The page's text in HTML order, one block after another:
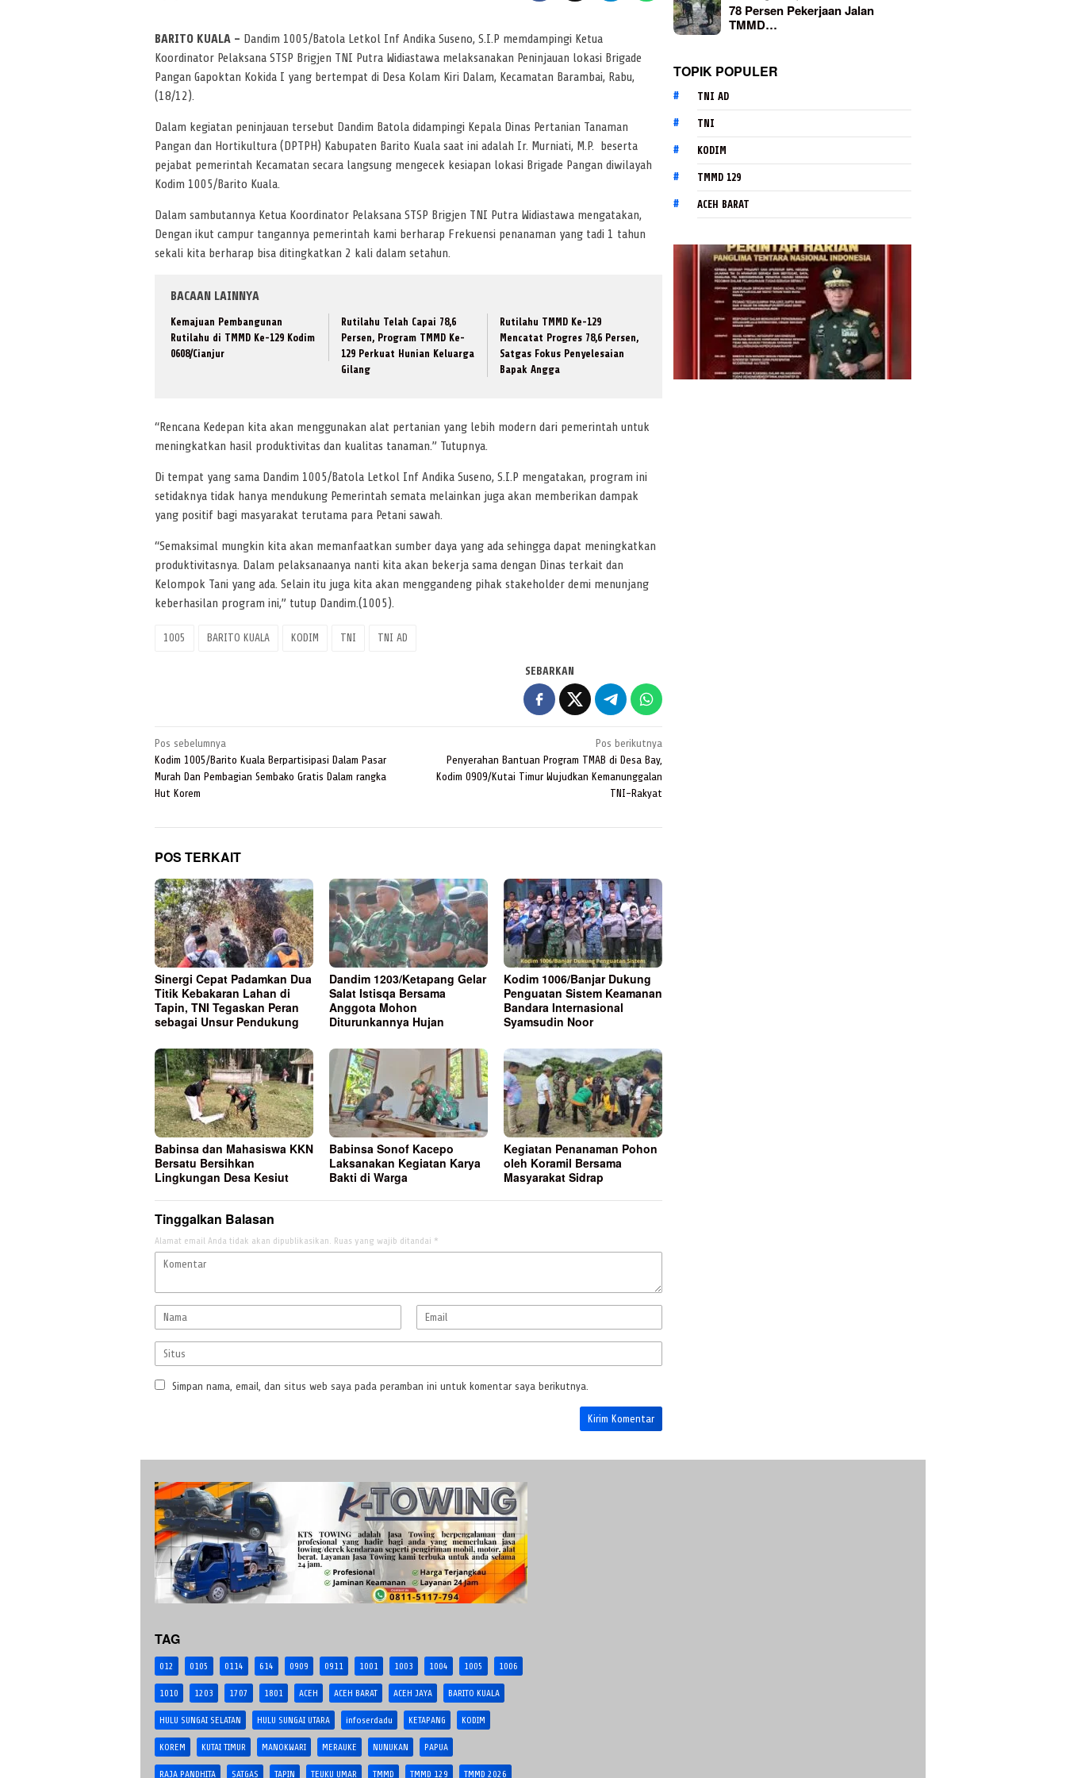
BARITO KUALA – Dandim 1005/Batola Letkol Inf Andika Suseno, S.I.P memdampingi Ketua
Koordinator Pelaksana STSP Brigjen TNI Putra Widiastawa melaksanakan Peninjauan lokasi Brigade
Pangan Gapoktan Kokida I yang bertempat di Desa Kolam Kiri Dalam, Kecamatan Barambai, Rabu,
(18/12).
Dalam kegiatan peninjauan tersebut Dandim Batola didampingi Kepala Dinas Pertanian Tanaman
Pangan dan Hortikultura (DPTPH) Kabupaten Barito Kuala saat ini adalah Ir. Murniati, M.P. beserta
pejabat pemerintah Kecamatan secara langsung mengecek kesiapan lokasi Brigade Pangan diwilayah
Kodim 1005/Barito Kuala.
Dalam sambutannya Ketua Koordinator Pelaksana STSP Brigjen TNI Putra Widiastawa mengatakan,
Dengan ikut campur tangannya pemerintah kami berharap Frekuensi penanaman yang tadi 1 tahun
sekali kita berharap bisa ditingkatkan 2 kali dalam setahun.
BACAAN LAINNYA
Kemajuan Pembangunan
Rutilahu di TMMD Ke-129 Kodim
0608/Cianjur
Rutilahu Telah Capai 78,6
Persen, Program TMMD Ke-
129 Perkuat Hunian Keluarga
Gilang
Rutilahu TMMD Ke-129
Mencatat Progres 78,6 Persen,
Satgas Fokus Penyelesaian
Bapak Angga
“Rencana Kedepan kita akan menggunakan alat pertanian yang lebih modern dari pemerintah untuk
meningkatkan hasil produktivitas dan kualitas tanaman.” Tutupnya.
Di tempat yang sama Dandim 1005/Batola Letkol Inf Andika Suseno, S.I.P mengatakan, program ini
setidaknya tidak hanya mendukung Pemerintah semata melainkan juga akan memberikan dampak
yang positif bagi masyarakat terutama para Petani sawah.
“Semaksimal mungkin kita akan memanfaatkan sumber daya yang ada sehingga dapat meningkatkan
produktivitasnya. Dalam pelaksanaanya nanti kita akan bekerja sama dengan Dinas terkait dan
Kelompok Tani yang ada. Selain itu juga kita akan menggandeng pihak stakeholder demi menunjang
keberhasilan program ini,” tutup Dandim.(1005).
1005 BARITO KUALA KODIM TNI TNI AD
SEBARKAN
Navigasi
pos
Pos sebelumnya
Kodim 1005/Barito Kuala Berpartisipasi Dalam Pasar
Murah Dan Pembagian Sembako Gratis Dalam rangka
Hut Korem
Pos berikutnya
Penyerahan Bantuan Program TMAB di Desa Bay,
Kodim 0909/Kutai Timur Wujudkan Kemanunggalan
TNI-Rakyat
POS TERKAIT
Sinergi Cepat Padamkan Dua
Titik Kebakaran Lahan di
Tapin, TNI Tegaskan Peran
sebagai Unsur Pendukung
Dandim 1203/Ketapang Gelar
Salat Istisqa Bersama
Anggota Mohon
Diturunkannya Hujan
Kodim 1006/Banjar Dukung
Penguatan Sistem Keamanan
Bandara Internasional
Syamsudin Noor
Babinsa dan Mahasiswa KKN
Bersatu Bersihkan
Lingkungan Desa Kesiut
Babinsa Sonof Kacepo
Laksanakan Kegiatan Karya
Bakti di Warga
Kegiatan Penanaman Pohon
oleh Koramil Bersama
Masyarakat Sidrap
Tinggalkan Balasan
Alamat email Anda tidak akan dipublikasikan. Ruas yang wajib ditandai *
Simpan nama, email, dan situs web saya pada peramban ini untuk komentar saya berikutnya.
78 Persen Pekerjaan Jalan
TMMD…
TOPIK POPULER
TNI AD
TNI
KODIM
TMMD 129
ACEH BARAT
TAG
012 0105 0114 614 0909 0911 1001 1003 1004 1005 1006
1010 1203 1707 1801 ACEH ACEH BARAT ACEH JAYA BARITO KUALA
HULU SUNGAI SELATAN HULU SUNGAI UTARA infoserdadu KETAPANG KODIM
KOREM KUTAI TIMUR MANOKWARI MERAUKE NUNUKAN PAPUA
RAJA PANDHITA SATGAS TAPIN TEUKU UMAR TMMD TMMD 129 TMMD 2026